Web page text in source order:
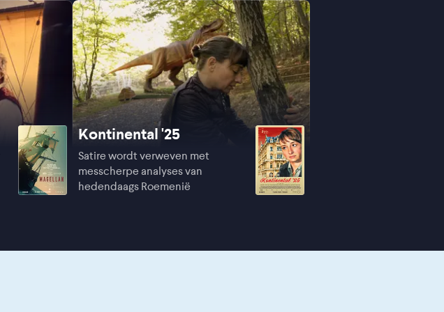
Kontinental '25
Satire wordt verweven met
messcherpe analyses van
hedendaags Roemenië